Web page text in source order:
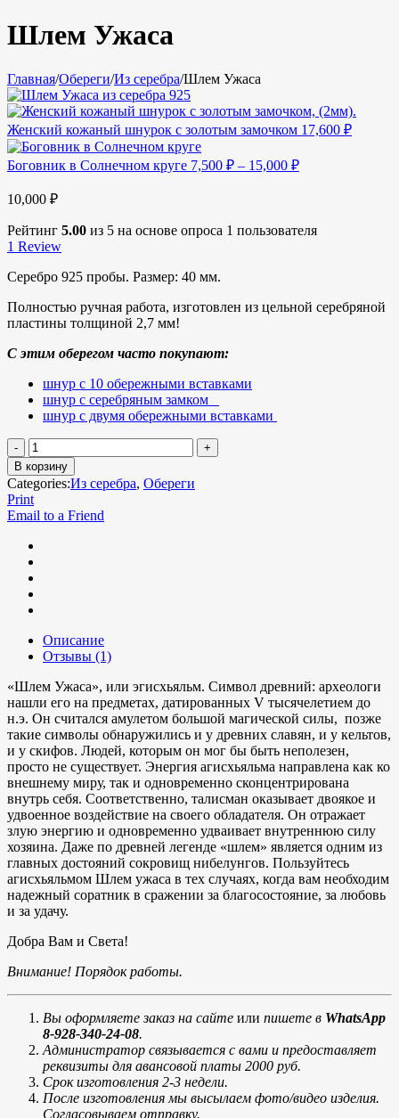
Шлем Ужаса
Главная/Обереги/Из серебра/Шлем Ужаса
Женский кожаный шнурок с золотым замочком 17,600 ₽
Боговник в Солнечном круге 7,500 ₽ – 15,000 ₽
10,000 ₽
Рейтинг 5.00 из 5 на основе опроса 1 пользователя
1 Review
Серебро 925 пробы. Размер: 40 мм.
Полностью ручная работа, изготовлен из цельной серебряной
пластины толщиной 2,7 мм!
С этим оберегом часто покупают:
шнур с 10 обережными вставками
шнур с серебряным замком
шнур с двумя обережными вставками
В корзину
Categories:Из серебра, Обереги
Print
Email to a Friend
Описание
Отзывы (1)
«Шлем Ужаса», или эгисхьяльм. Символ древний: археологи
нашли его на предметах, датированных V тысячелетием до
н.э. Он считался амулетом большой магической силы, позже
такие символы обнаружились и у древних славян, и у кельтов,
и у скифов. Людей, которым он мог бы быть неполезен,
просто не существует. Энергия агисхьяльма направлена как ко
внешнему миру, так и одновременно сконцентрирована
внутрь себя. Соответственно, талисман оказывает двоякое и
удвоенное воздействие на своего обладателя. Он отражает
злую энергию и одновременно удваивает внутреннюю силу
хозяина. Даже по древней легенде «шлем» является одним из
главных достояний сокровищ нибелунгов. Пользуйтесь
агисхьяльмом Шлем ужаса в тех случаях, когда вам необходим
надежный соратник в сражении за благосостояние, за любовь
и за удачу.
Добра Вам и Света!
Внимание! Порядок работы.
Вы оформляете заказ на сайте или пишете в WhatsApp
8-928-340-24-08.
Администратор связывается с вами и предоставляет
реквизиты для авансовой платы 2000 руб.
Срок изготовления 2-3 недели.
После изготовления мы высылаем фото/видео изделия.
Согласовываем отправку.